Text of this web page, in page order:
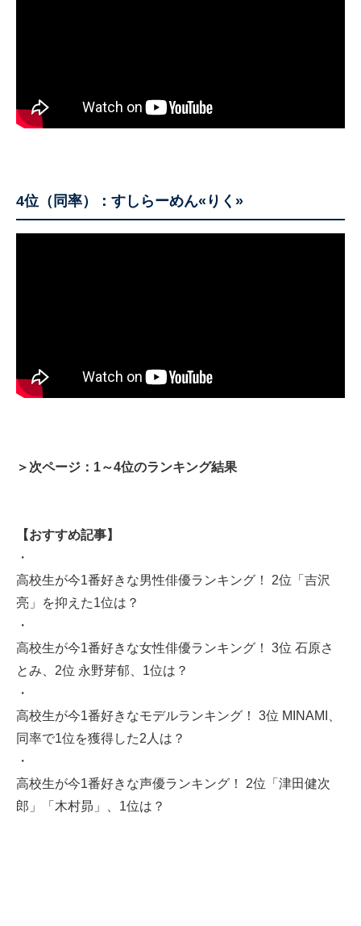
4位（同率）：すしらーめん«りく»
＞次ページ：1～4位のランキング結果
【おすすめ記事】
・
高校生が今1番好きな男性俳優ランキング！ 2位「吉沢
亮」を抑えた1位は？
・
高校生が今1番好きな女性俳優ランキング！ 3位 石原さ
とみ、2位 永野芽郁、1位は？
・
高校生が今1番好きなモデルランキング！ 3位 MINAMI、
同率で1位を獲得した2人は？
・
高校生が今1番好きな声優ランキング！ 2位「津田健次
郎」「木村昴」、1位は？